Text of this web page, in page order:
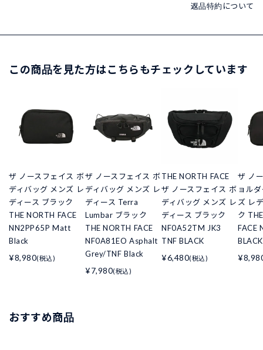
返品特約について
この商品を見た方はこちらもチェックしています
ザ ノースフェイス ボ
ディバッグ メンズ レ
ディース ブラック
THE NORTH FACE
NN2PP65P Matt
Black
¥8,980(税込)
ザ ノースフェイス ボ
ディバッグ メンズ レ
ディース Terra
Lumbar ブラック
THE NORTH FACE
NF0A81EO Asphalt
Grey/TNF Black
¥7,980(税込)
THE NORTH FACE
ザ ノースフェイス ボ
ディバッグ メンズ レ
ディース ブラック
NF0A52TM JK3
TNF BLACK
¥6,480(税込)
ザ ノ
ョル
ズ レ
ク
FACE
BLACK
おすすめ商品